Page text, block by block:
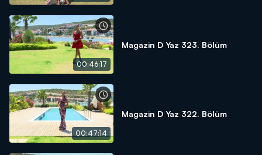
00:46:17
Magazin D Yaz 323. Bölüm
00:47:14
Magazin D Yaz 322. Bölüm